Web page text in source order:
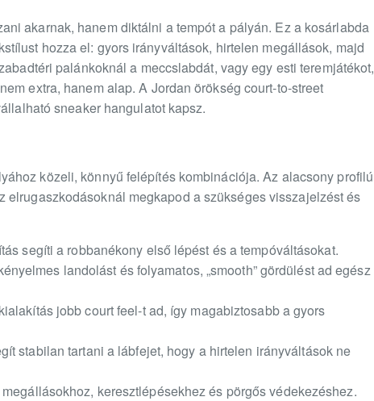
akarnak, hanem diktálni a tempót a pályán. Ez a kosárlabda
hozza el: gyors irányváltások, hirtelen megállások, majd
palánkoknál a meccslabdát, vagy egy esti teremjátékot,
extra, hanem alap. A Jordan örökség court-to-street
sneaker hangulatot kapsz.
közeli, könnyű felépítés kombinációja. Az alacsony profilú
megkapod a szükséges visszajelzést és
segíti a robbanékony első lépést és a tempóváltásokat.
landolást és folyamatos, „smooth” gördülést ad egész
jobb court feel-t ad, így magabiztosabb a gyors
stabilan tartani a lábfejet, hogy a hirtelen irányváltások ne
keresztlépésekhez és pörgős védekezéshez.